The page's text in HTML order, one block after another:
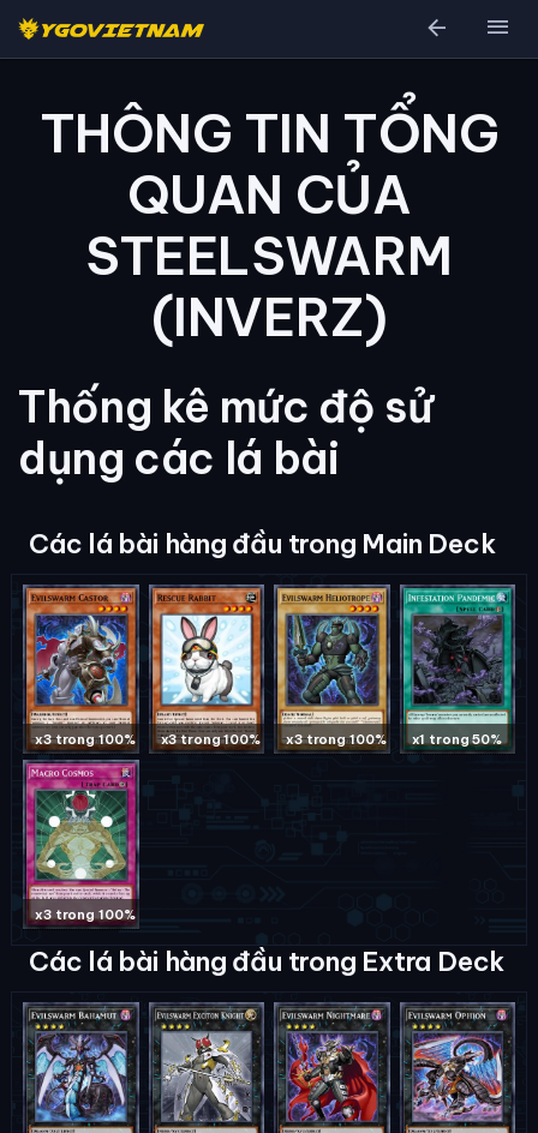
arrow_back menu
THÔNG TIN TỔNG
QUAN CỦA
STEELSWARM
(INVERZ)
Thống kê mức độ sử
dụng các lá bài
Các lá bài hàng đầu trong Main Deck
x3 trong 100% x3 trong 100% x3 trong 100% x1 trong 50%
x3 trong 100%
Các lá bài hàng đầu trong Extra Deck